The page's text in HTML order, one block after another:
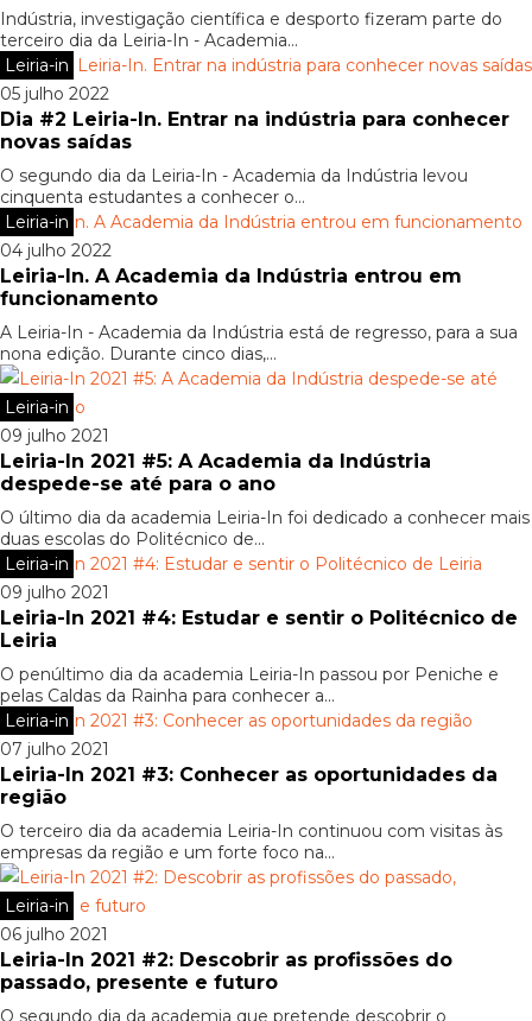
Indústria, investigação científica e desporto fizeram parte do
terceiro dia da Leiria-In - Academia...
Leiria-in
05 julho 2022
Dia #2 Leiria-In. Entrar na indústria para conhecer
novas saídas
O segundo dia da Leiria-In - Academia da Indústria levou
cinquenta estudantes a conhecer o...
Leiria-in
04 julho 2022
Leiria-In. A Academia da Indústria entrou em
funcionamento
A Leiria-In - Academia da Indústria está de regresso, para a sua
nona edição. Durante cinco dias,...
Leiria-in
09 julho 2021
Leiria-In 2021 #5: A Academia da Indústria
despede-se até para o ano
O último dia da academia Leiria-In foi dedicado a conhecer mais
duas escolas do Politécnico de...
Leiria-in
09 julho 2021
Leiria-In 2021 #4: Estudar e sentir o Politécnico de
Leiria
O penúltimo dia da academia Leiria-In passou por Peniche e
pelas Caldas da Rainha para conhecer a...
Leiria-in
07 julho 2021
Leiria-In 2021 #3: Conhecer as oportunidades da
região
O terceiro dia da academia Leiria-In continuou com visitas às
empresas da região e um forte foco na...
Leiria-in
06 julho 2021
Leiria-In 2021 #2: Descobrir as profissões do
passado, presente e futuro
O segundo dia da academia que pretende descobrir o